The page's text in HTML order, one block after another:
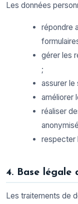
Les données
répondre
gérer les
;
assurer le
améliorer
réaliser
respecter
4. Base légale
Les traitements de